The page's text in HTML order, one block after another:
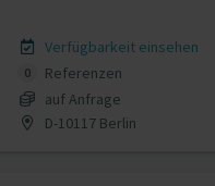
Verfügbarkeit einsehen
0
Referenzen
auf Anfrage
D-10117 Berlin